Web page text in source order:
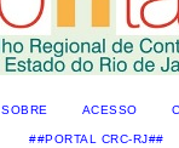
SOBRE ACESSO
##PORTAL CRC-RJ##